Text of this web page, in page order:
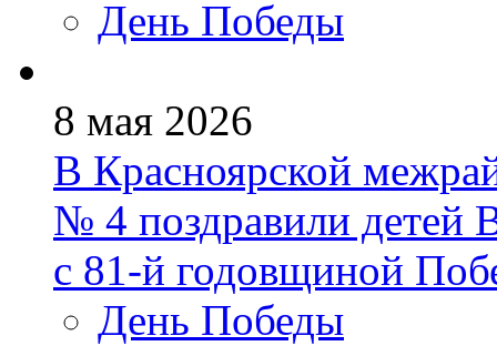
День Победы
8 мая 2026
В Красноярской
№ 4 поздравили детей
с 81‑й годовщиной
День Победы